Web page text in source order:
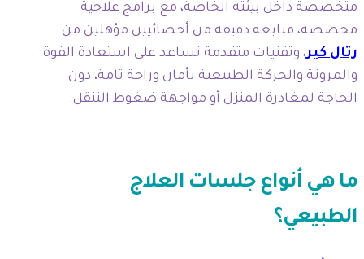
متخصصة داخل بيئته الخاصة، مع برامج علاجية
مخصصة، متابعة دقيقة من أخصائيين مؤهلين من
رتال كير، وتقنيات متقدمة تساعد على استعادة القوة
والمرونة والحركة الطبيعية بأمان وراحة تامة، دون
الحاجة لمغادرة المنزل أو مواجهة ضغوط التنقل.
ما هي أنواع جلسات العلاج
الطبيعي؟